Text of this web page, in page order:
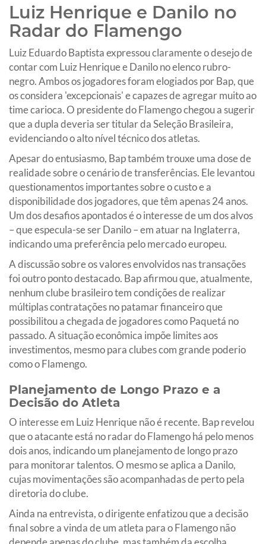
Luiz Henrique e Danilo no
Radar do Flamengo
Luiz Eduardo Baptista expressou claramente o desejo de
contar com Luiz Henrique e Danilo no elenco rubro-
negro. Ambos os jogadores foram elogiados por Bap, que
os considera 'excepcionais' e capazes de agregar muito ao
time carioca. O presidente do Flamengo chegou a sugerir
que a dupla deveria ser titular da Seleção Brasileira,
evidenciando o alto nível técnico dos atletas.
Apesar do entusiasmo, Bap também trouxe uma dose de
realidade sobre o cenário de transferências. Ele levantou
questionamentos importantes sobre o custo e a
disponibilidade dos jogadores, que têm apenas 24 anos.
Um dos desafios apontados é o interesse de um dos alvos
– que especula-se ser Danilo – em atuar na Inglaterra,
indicando uma preferência pelo mercado europeu.
A discussão sobre os valores envolvidos nas transações
foi outro ponto destacado. Bap afirmou que, atualmente,
nenhum clube brasileiro tem condições de realizar
múltiplas contratações no patamar financeiro que
possibilitou a chegada de jogadores como Paquetá no
passado. A situação econômica impõe limites aos
investimentos, mesmo para clubes com grande poderio
como o Flamengo.
Planejamento de Longo Prazo e a
Decisão do Atleta
O interesse em Luiz Henrique não é recente. Bap revelou
que o atacante está no radar do Flamengo há pelo menos
dois anos, indicando um planejamento de longo prazo
para monitorar talentos. O mesmo se aplica a Danilo,
cujas movimentações são acompanhadas de perto pela
diretoria do clube.
Ainda na entrevista, o dirigente enfatizou que a decisão
final sobre a vinda de um atleta para o Flamengo não